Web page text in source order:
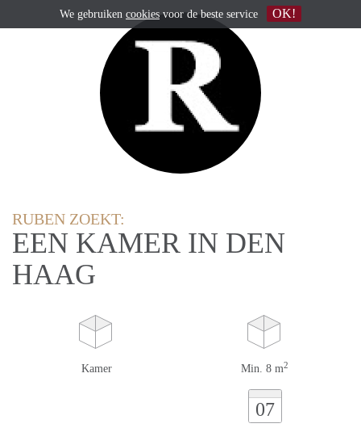
RUBEN ZOEKT:
EEN KAMER IN DEN
HAAG
Kamer Min. 8 m2
07
We gebruiken cookiesvoor de beste service OK!